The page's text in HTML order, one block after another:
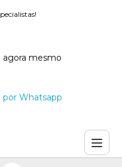
agora mesmo
por Whatsapp